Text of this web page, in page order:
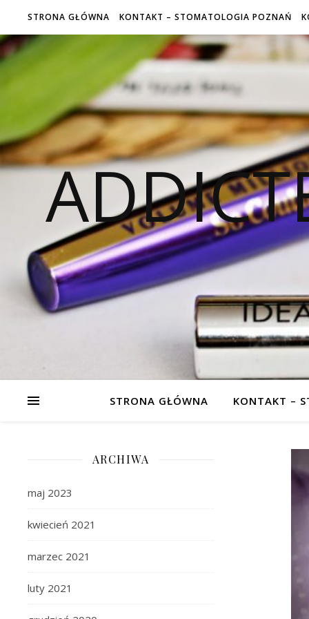
STRONA GŁÓWNA KONTAKT – STOMATOLOGIA POZNAŃ
STRONA GŁÓWNA KONTAKT –
ARCHIWA
maj 2023
kwiecień 2021
marzec 2021
luty 2021